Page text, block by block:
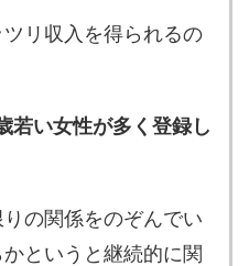
リ収入を得られるの
若い女性が多く登録し
の関係をのぞんでい
というと継続的に関